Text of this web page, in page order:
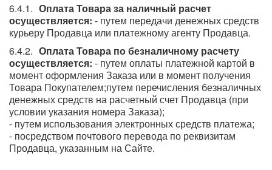
Оплата Товара за наличный расчет
осуществляется: - путем передачи денежных средств
курьеру Продавца или платежному агенту Продавца.
Оплата Товара по безналичному расчету
осуществляется: - путем оплаты платежной картой в
момент оформления Заказа или в момент получения
Товара Покупателем;путем перечисления безналичных
денежных средств на расчетный счет Продавца (при
условии указания номера Заказа);
- путем использования электронных средств платежа;
- посредством почтового перевода по реквизитам
Продавца, указанным на Сайте.